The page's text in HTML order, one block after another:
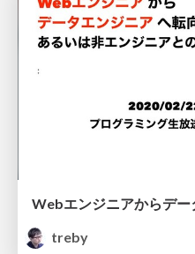
treby